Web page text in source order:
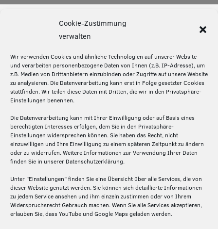
Cookie-Zustimmung
verwalten
Wir verwenden Cookies und ähnliche Technologien auf unserer Website
und verarbeiten personenbezogene Daten von Ihnen (z.B. IP-Adresse), um
z.B. Medien von Drittanbietern einzubinden oder Zugriffe auf unsere Website
zu analysieren. Die Datenverarbeitung kann erst in Folge gesetzter Cookies
stattfinden. Wir teilen diese Daten mit Dritten, die wir in den Privatsphäre-
Einstellungen benennen.
Die Datenverarbeitung kann mit Ihrer Einwilligung oder auf Basis eines
berechtigten Interesses erfolgen, dem Sie in den Privatsphäre-
Einstellungen widersprechen können. Sie haben das Recht, nicht
einzuwilligen und Ihre Einwilligung zu einem späteren Zeitpunkt zu ändern
oder zu widerrufen. Weitere Informationen zur Verwendung Ihrer Daten
finden Sie in unserer Datenschutzerklärung.
Unter "Einstellungen" finden Sie eine Übersicht über alle Services, die von
dieser Website genutzt werden. Sie können sich detaillierte Informationen
zu jedem Service ansehen und ihm einzeln zustimmen oder von Ihrem
Widerspruchsrecht Gebrauch machen. Wenn Sie alle Services akzeptieren,
erlauben Sie, dass YouTube und Google Maps geladen werden.
Diese Seite teilen:
Über die Silicon Economy
Die Silicon Economy ist eine Initiative des
2024) des Bundesministeriums für Digitales und
Verkehr. Die Projektpartner – Fraunhofer IML,
Fraunhofer ISST und Technische Universität
Dortmund – schaffen hier auf der Basis von Open
Source die Grundlagen für ein föderiertes und
dezentrales Plattformen-Ökosystem in der Logistik.